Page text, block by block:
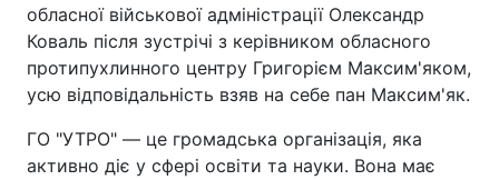
обласної військової адміністрації Олександр
Коваль після зустрічі з керівником обласного
протипухлинного центру Григорієм Максим'яком,
усю відповідальність взяв на себе пан Максим'як.
ГО "УТРО" — це громадська організація, яка
активно діє у сфері освіти та науки. Вона має